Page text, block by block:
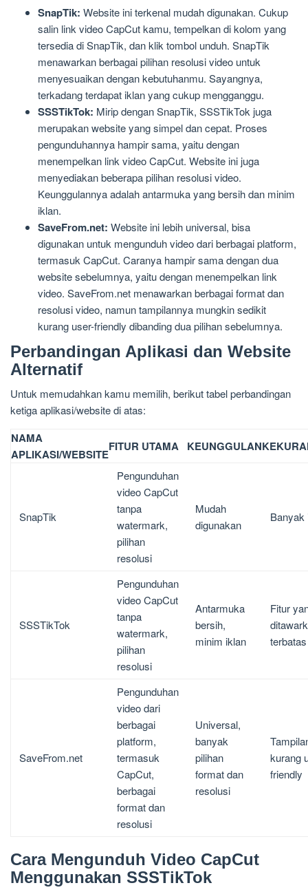
SnapTik: Website ini terkenal mudah digunakan. Cukup
salin link video CapCut kamu, tempelkan di kolom yang
tersedia di SnapTik, dan klik tombol unduh. SnapTik
menawarkan berbagai pilihan resolusi video untuk
menyesuaikan dengan kebutuhanmu. Sayangnya,
terkadang terdapat iklan yang cukup mengganggu.
SSSTikTok: Mirip dengan SnapTik, SSSTikTok juga
merupakan website yang simpel dan cepat. Proses
pengunduhannya hampir sama, yaitu dengan
menempelkan link video CapCut. Website ini juga
menyediakan beberapa pilihan resolusi video.
Keunggulannya adalah antarmuka yang bersih dan minim
iklan.
SaveFrom.net: Website ini lebih universal, bisa
digunakan untuk mengunduh video dari berbagai platform,
termasuk CapCut. Caranya hampir sama dengan dua
website sebelumnya, yaitu dengan menempelkan link
video. SaveFrom.net menawarkan berbagai format dan
resolusi video, namun tampilannya mungkin sedikit
kurang user-friendly dibanding dua pilihan sebelumnya.
Perbandingan Aplikasi dan Website
Alternatif
Untuk memudahkan kamu memilih, berikut tabel perbandingan
ketiga aplikasi/website di atas:
NAMA
APLIKASI/WEBSITE
FITUR UTAMA KEUNGGULAN
SnapTik
Pengunduhan
video CapCut
tanpa
watermark,
pilihan
resolusi
Mudah
digunakan
Banyak
SSSTikTok
Pengunduhan
video CapCut
tanpa
watermark,
pilihan
resolusi
Antarmuka
bersih,
minim iklan
Fitur
terbatas
SaveFrom.net
Pengunduhan
video dari
berbagai
platform,
termasuk
CapCut,
berbagai
format dan
resolusi
Universal,
banyak
pilihan
format dan
resolusi
kurang
friendly
Cara Mengunduh Video CapCut
Menggunakan SSSTikTok